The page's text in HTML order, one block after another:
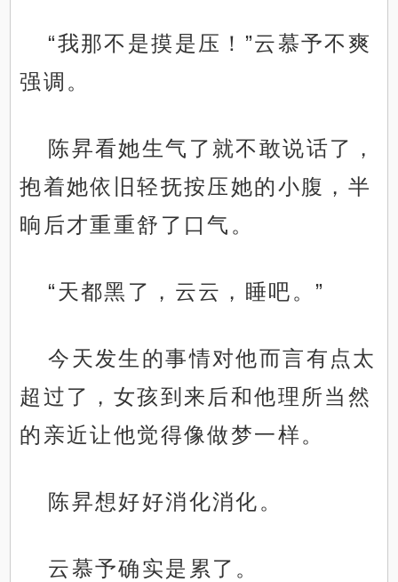
“我那不是摸是压！”云慕予不爽
强调。
陈昇看她生气了就不敢说话了，
抱着她依旧轻抚按压她的小腹，半
晌后才重重舒了口气。
“天都黑了，云云，睡吧。”
今天发生的事情对他而言有点太
超过了，女孩到来后和他理所当然
的亲近让他觉得像做梦一样。
陈昇想好好消化消化。
云慕予确实是累了。